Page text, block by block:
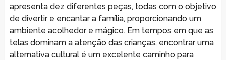
apresenta dez diferentes peças, todas com o objetivo
de divertir e encantar a família, proporcionando um
ambiente acolhedor e mágico. Em tempos em que as
telas dominam a atenção das crianças, encontrar uma
alternativa cultural é um excelente caminho para